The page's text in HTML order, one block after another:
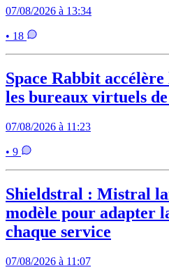
07/08/2026 à 13:34
• 18
Space Rabbit
les bureaux virtuels
07/08/2026 à 11:23
• 9
Shieldstral : Mistral
modèle pour adapter
chaque service
07/08/2026 à 11:07